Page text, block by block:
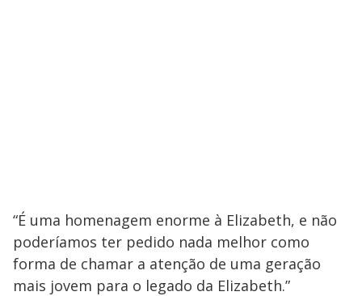
“É uma homenagem enorme à Elizabeth, e não
poderíamos ter pedido nada melhor como
forma de chamar a atenção de uma geração
mais jovem para o legado da Elizabeth.”